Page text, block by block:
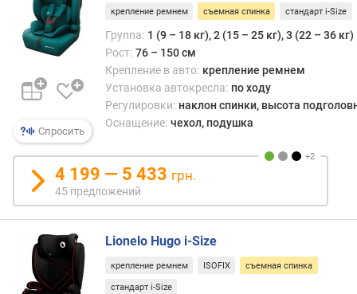
о
т
д
р
о
и
х
к
д
е
ш
в
ы
м
Спросить
крепление ремнем съемная спинка стандарт i-Size
Группа: 1 (9 – 18 кг), 2 (15 – 25 кг), 3 (22 – 36 кг)
Рост: 76 – 150 см
Крепление в авто: крепление ремнем
Установка автокресла: по ходу
Регулировки: наклон спинки, высота
Оснащение: чехол, подушка
4 199 — 5 433 грн.
45 предложений
Lionelo Hugo i-Size
крепление ремнем ISOFIX съемная спинка
стандарт i-Size